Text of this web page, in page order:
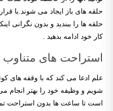
حلقه های باز ایجاد می شوند.با
حلقه ها را ببندید و بدون نگرانی
کار خود ادامه بدهید .
استراحت های متناوب
علم ادعا می کند که با وقفه های
شویم و وظیفه خود را بهتر
است تا ساعت ها بدون استراحت